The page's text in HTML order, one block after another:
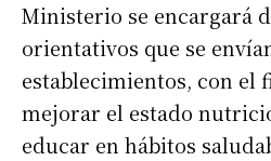
Ministerio se encargará
orientativos que se
establecimientos, con el
mejorar el estado
educar en hábitos